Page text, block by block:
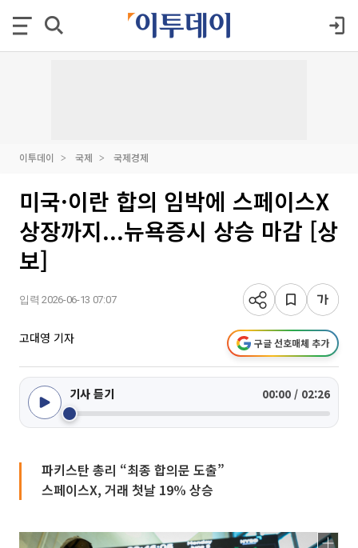
이투데이 국제 국제경제
미국·이란 합의 임박에 스페이스X
상장까지...뉴욕증시 상승 마감 [상
보]
입력 2026-06-13 07:07
고대영 기자 구글 선호매체 추가
기사 듣기 00:00 / 02:26
파키스탄 총리 “최종 합의문 도출”
스페이스X, 거래 첫날 19% 상승